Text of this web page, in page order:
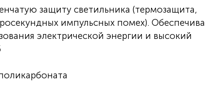
защиту светильника (термозащита,
импульсных помех).
электрической энергии и высокий